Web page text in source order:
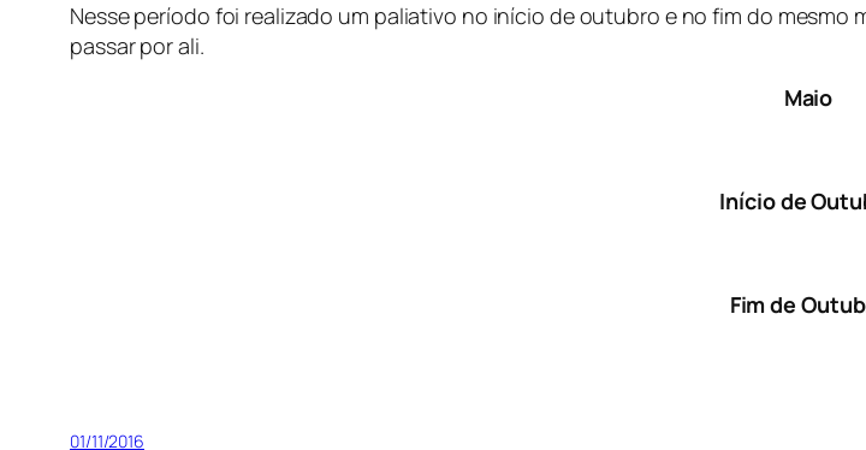
Nesse período foi realizado um paliativo no início de outubro e no fim do
passar por ali.
Maio
Início de
Fim de
01/11/2016